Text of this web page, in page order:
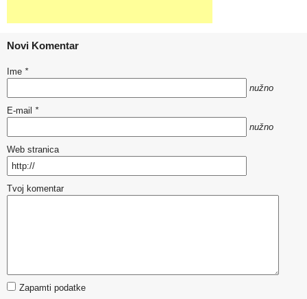
Novi Komentar
Ime *
nužno
E-mail *
nužno
Web stranica
Tvoj komentar
Zapamti podatke